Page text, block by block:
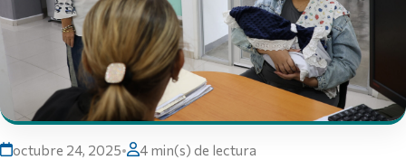
octubre 24, 2025• 4 min(s) de lectura